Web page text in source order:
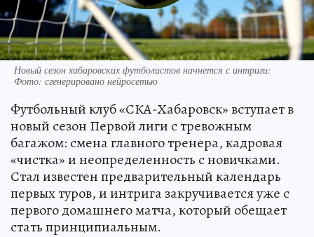
Новый сезон хабаровских футболистов начнется с интриги:
Фото: сгенерировано нейросетью
Футбольный клуб «СКА-Хабаровск» вступает в
новый сезон Первой лиги с тревожным
багажом: смена главного тренера, кадровая
«чистка» и неопределенность с новичками.
Стал известен предварительный календарь
первых туров, и интрига закручивается уже с
первого домашнего матча, который обещает
стать принципиальным.